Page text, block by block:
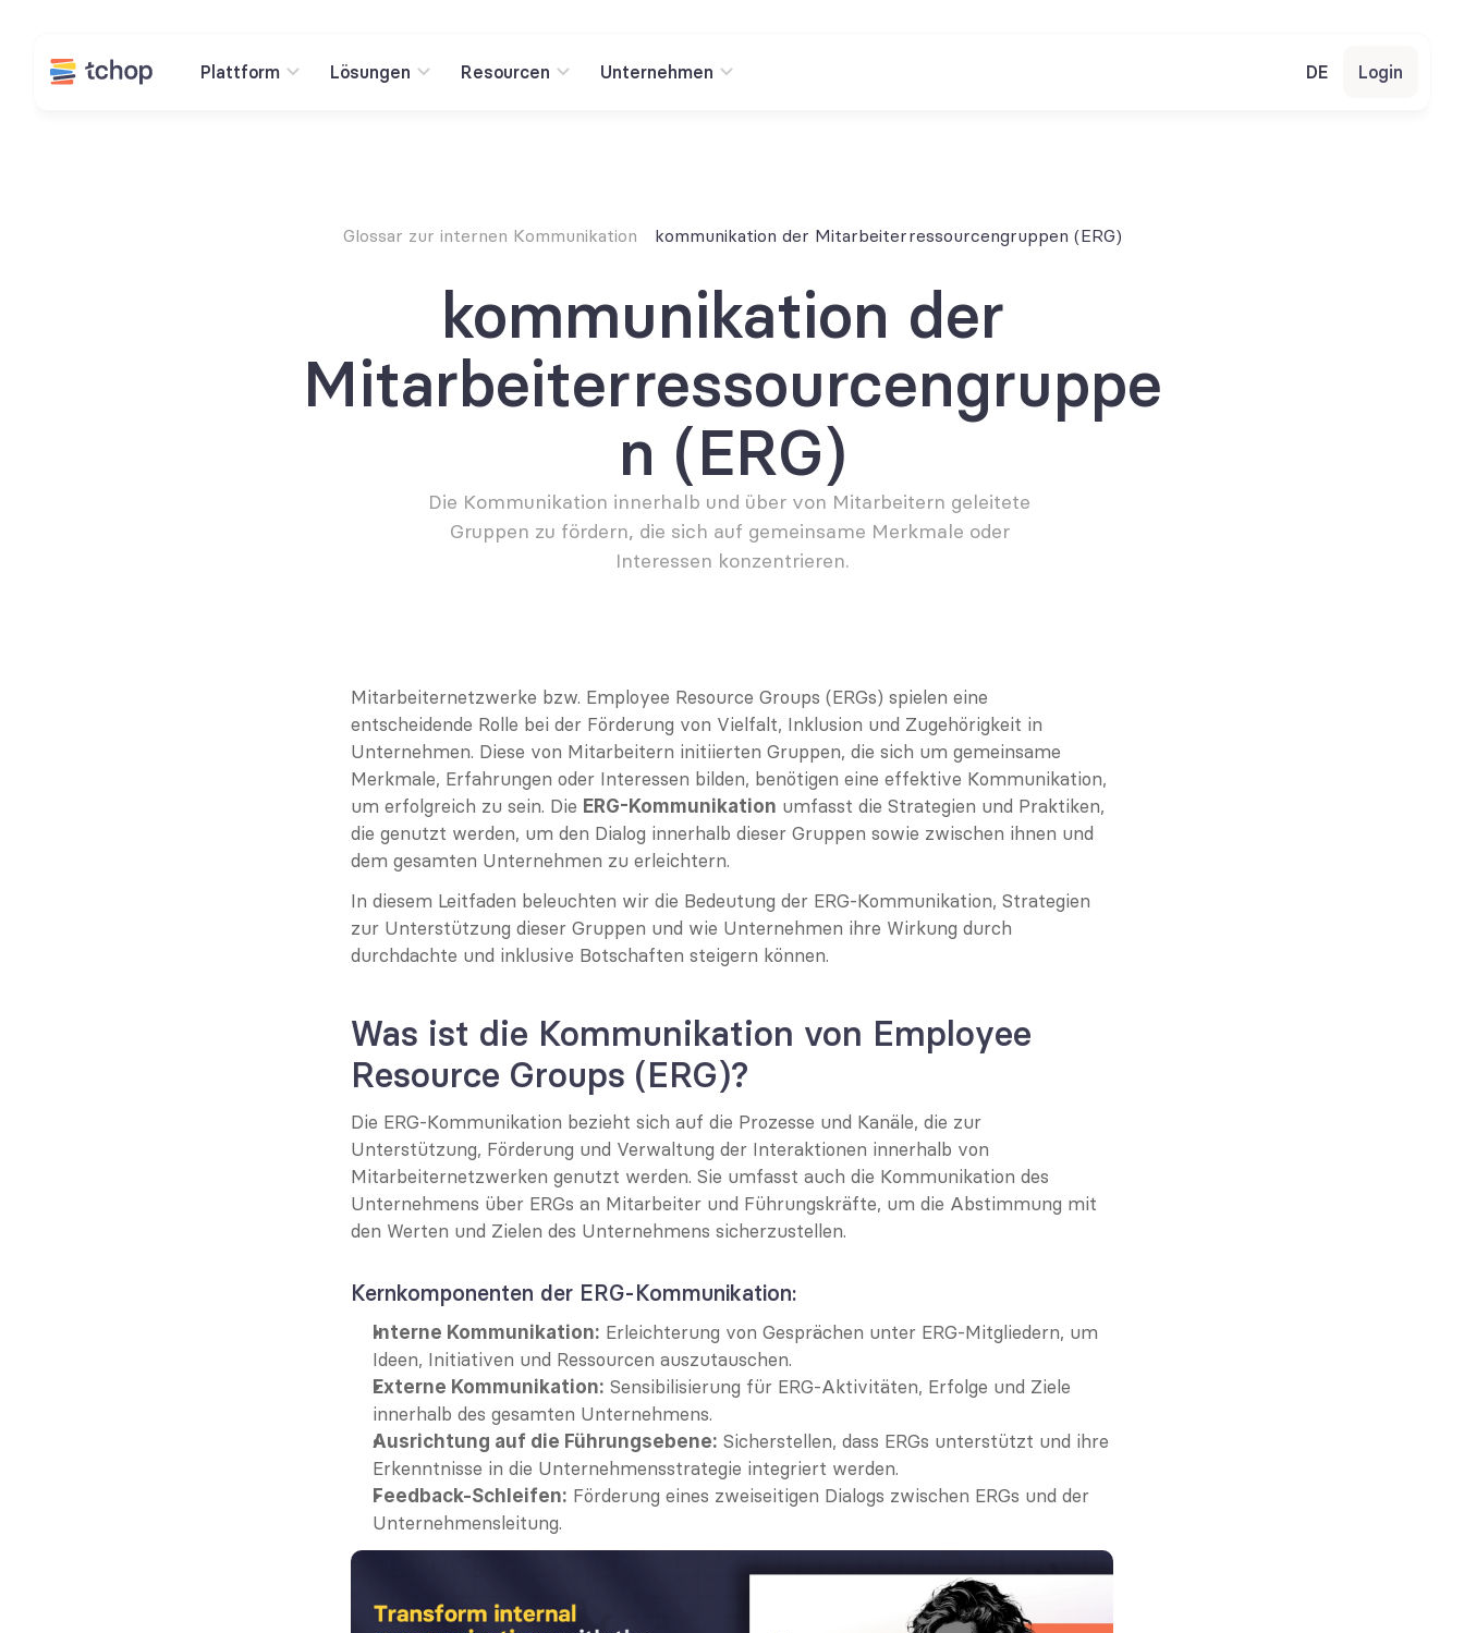
Plattform Lösungen Resourcen Unternehmen DE Login
Glossar zur internen Kommunikation kommunikation der Mitarbeiterressourcengruppen (ERG)
kommunikation der
Mitarbeiterressourcengruppe
n (ERG)
Die Kommunikation innerhalb und über von Mitarbeitern geleitete
Gruppen zu fördern, die sich auf gemeinsame Merkmale oder
Interessen konzentrieren.
Mitarbeiternetzwerke bzw. Employee Resource Groups (ERGs) spielen eine
entscheidende Rolle bei der Förderung von Vielfalt, Inklusion und Zugehörigkeit in
Unternehmen. Diese von Mitarbeitern initiierten Gruppen, die sich um gemeinsame
Merkmale, Erfahrungen oder Interessen bilden, benötigen eine effektive Kommunikation,
um erfolgreich zu sein. Die ERG-Kommunikation umfasst die Strategien und Praktiken,
die genutzt werden, um den Dialog innerhalb dieser Gruppen sowie zwischen ihnen und
dem gesamten Unternehmen zu erleichtern.
In diesem Leitfaden beleuchten wir die Bedeutung der ERG-Kommunikation, Strategien
zur Unterstützung dieser Gruppen und wie Unternehmen ihre Wirkung durch
durchdachte und inklusive Botschaften steigern können.
Was ist die Kommunikation von Employee
Resource Groups (ERG)?
Die ERG-Kommunikation bezieht sich auf die Prozesse und Kanäle, die zur
Unterstützung, Förderung und Verwaltung der Interaktionen innerhalb von
Mitarbeiternetzwerken genutzt werden. Sie umfasst auch die Kommunikation des
Unternehmens über ERGs an Mitarbeiter und Führungskräfte, um die Abstimmung mit
den Werten und Zielen des Unternehmens sicherzustellen.
Kernkomponenten der ERG-Kommunikation:
Interne Kommunikation: Erleichterung von Gesprächen unter ERG-Mitgliedern, um
Ideen, Initiativen und Ressourcen auszutauschen.
Externe Kommunikation: Sensibilisierung für ERG-Aktivitäten, Erfolge und Ziele
innerhalb des gesamten Unternehmens.
Ausrichtung auf die Führungsebene: Sicherstellen, dass ERGs unterstützt und ihre
Erkenntnisse in die Unternehmensstrategie integriert werden.
Feedback-Schleifen: Förderung eines zweiseitigen Dialogs zwischen ERGs und der
Unternehmensleitung.